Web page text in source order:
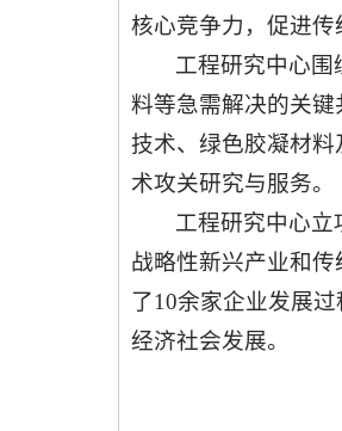
核心竞争力，促进
工程研究中心
料等急需解决的关
技术、绿色胶凝材
术攻关研究与服务。
工程研究中心
战略性新兴产业和
了10余家企业发展
经济社会发展。